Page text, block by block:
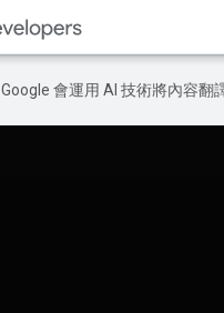
Google 會運用 AI 技術將內容翻